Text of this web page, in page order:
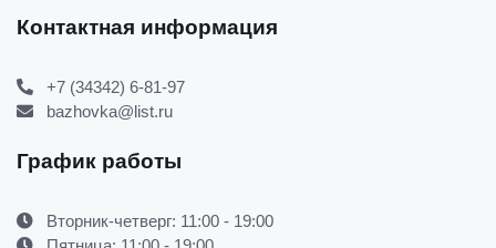
Контактная информация
+7 (34342) 6-81-97
bazhovka@list.ru
График работы
Вторник-четверг: 11:00 - 19:00